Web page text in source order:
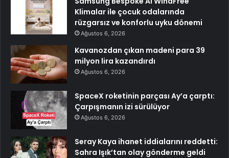
Klimalar ile çocuk odalarında
rüzgarsız ve konforlu uyku dönemi
Ağustos 6, 2026
Kavanozdan çıkan madeni para 39
milyon lira kazandırdı
Ağustos 6, 2026
SpaceX roketinin parçası Ay’a çarptı:
Çarpışmanın izi sürülüyor
Ağustos 6, 2026
Seray Kaya ihanet iddialarını reddetti:
Sahra Işık’tan olay gönderme geldi